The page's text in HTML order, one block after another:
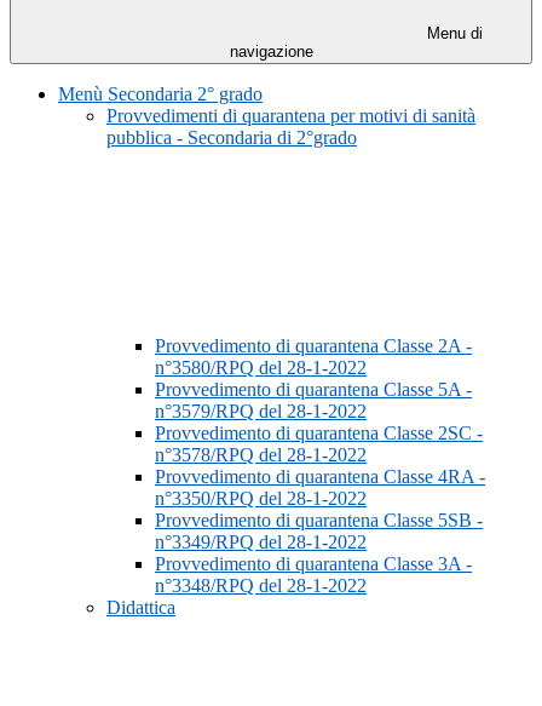
Menu di
navigazione
Menù Secondaria 2° grado
Provvedimenti di quarantena per motivi di sanità
pubblica - Secondaria di 2°grado
Provvedimento di quarantena Classe 2A -
n°3580/RPQ del 28-1-2022
Provvedimento di quarantena Classe 5A -
n°3579/RPQ del 28-1-2022
Provvedimento di quarantena Classe 2SC -
n°3578/RPQ del 28-1-2022
Provvedimento di quarantena Classe 4RA -
n°3350/RPQ del 28-1-2022
Provvedimento di quarantena Classe 5SB -
n°3349/RPQ del 28-1-2022
Provvedimento di quarantena Classe 3A -
n°3348/RPQ del 28-1-2022
Didattica